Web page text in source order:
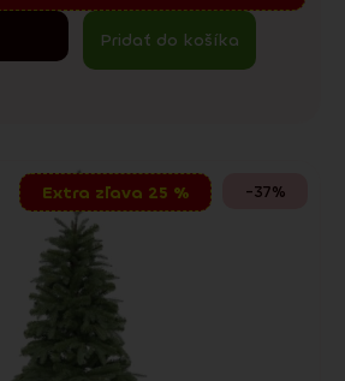
Pridať do košíka
-37%
Extra zľava 25 %